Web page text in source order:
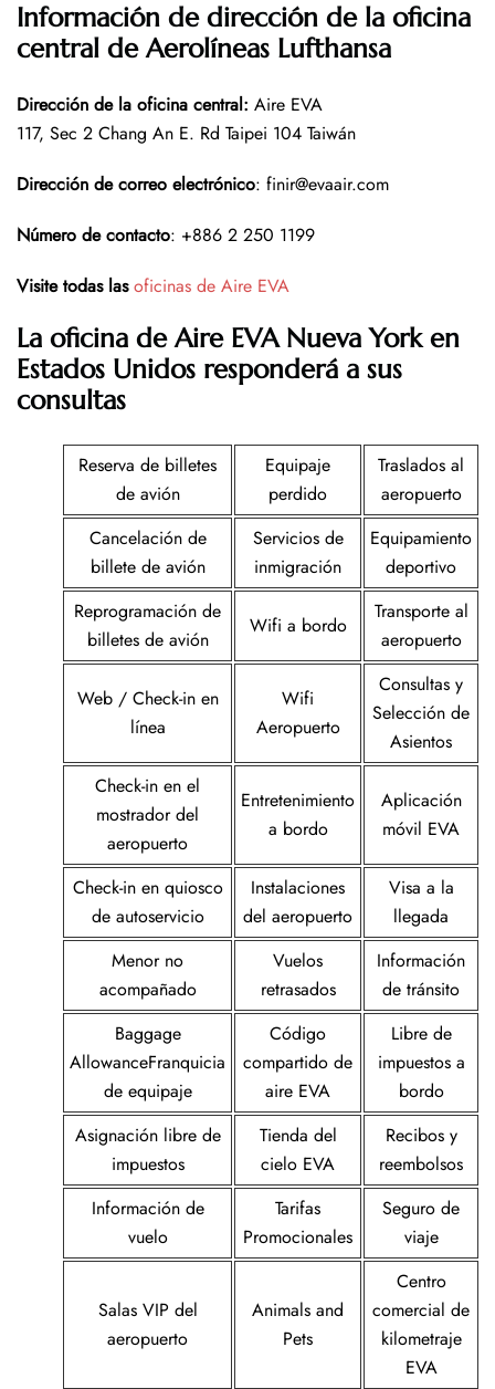
Información de dirección de la oficina
central de Aerolíneas Lufthansa
Dirección de la oficina central: Aire EVA
117, Sec 2 Chang An E. Rd Taipei 104 Taiwán
Dirección de correo electrónico: finir@evaair.com
Número de contacto: +886 2 250 1199
Visite todas las oficinas de Aire EVA
La oficina de Aire EVA Nueva York en
Estados Unidos responderá a sus
consultas
Reserva de billetes
de avión
Equipaje
perdido
Traslados al
aeropuerto
Cancelación de
billete de avión
Servicios de
inmigración
Equipamiento
deportivo
Reprogramación de
billetes de avión
Wifi a bordo
Transporte al
aeropuerto
Web / Check-in en
línea
Wifi
Aeropuerto
Consultas y
Selección de
Asientos
Check-in en el
mostrador del
aeropuerto
Entretenimiento
a bordo
Aplicación
móvil EVA
Check-in en quiosco
de autoservicio
Instalaciones
del aeropuerto
Visa a la
llegada
Menor no
acompañado
Vuelos
retrasados
Información
de tránsito
Baggage
AllowanceFranquicia
de equipaje
Código
compartido de
aire EVA
Libre de
impuestos a
bordo
Asignación libre de
impuestos
Tienda del
cielo EVA
Recibos y
reembolsos
Información de
vuelo
Tarifas
Promocionales
Seguro de
viaje
Salas VIP del
aeropuerto
Animals and
Pets
Centro
comercial de
kilometraje
EVA